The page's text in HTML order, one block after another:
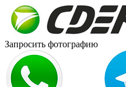
Запросить фотографию